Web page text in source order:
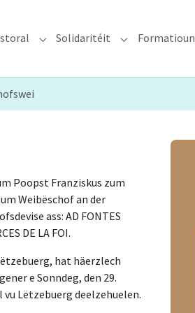
Submenu for "Glawen & Pastoral"
Solidaritéit Submenu for
Formatioun
Poopst Franziskus zum
Weibëschof an der
ass: AD FONTES
DE LA FOI.
hat häerzlech
e Sonndeg, den 29.
vu Lëtzebuerg deelzehuelen.